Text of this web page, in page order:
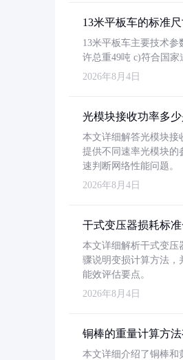
13米平板车的标准
13米平板车主要技术参
许总重49吨 c)符合国
2026年8月4日
光模块接收功率多
本文详细解答光模块接
提供不同速率光模块的
速判断网络性能问题。
2026年8月4日
干式变压器损耗标
本文详细解析干式变压
骤说明变损计算方法，
能效评估要点。
2026年8月4日
铜棒的重量计算方
本文详细介绍了铜棒和